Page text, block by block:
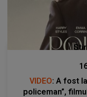
VIDEO: A fost
policeman”,